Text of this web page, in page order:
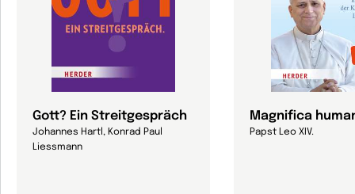
Gott? Ein Streitgespräch
Johannes Hartl, Konrad Paul
Liessmann
Magnifica
Papst Leo XIV.